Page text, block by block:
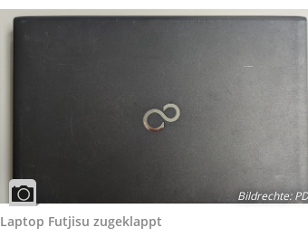
Bildrechte:
Laptop Futjisu zugeklappt